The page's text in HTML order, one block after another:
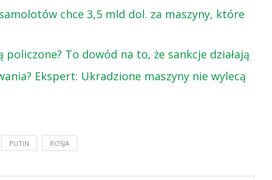
chce 3,5 mld dol. za maszyny, które
To dowód na to, że sankcje działają
Ekspert: Ukradzione maszyny nie wylecą
PUTIN ROSJA